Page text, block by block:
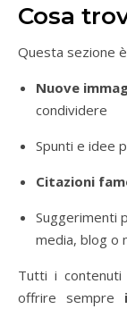
Cosa
Questa sezione
Nuove
condividere
Spunti e idee
Citazioni
Suggerimenti
media, blog o
Tutti i contenuti
offrire sempre